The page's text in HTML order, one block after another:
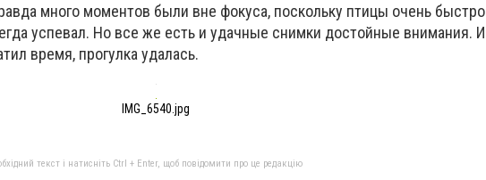
много моментов были вне фокуса, поскольку птицы очень быстро
успевал. Но все же есть и удачные снимки достойные внимания. И
время, прогулка удалась.
IMG_6540.jpg
текст і натисніть Ctrl + Enter, щоб повідомити про це редакцію